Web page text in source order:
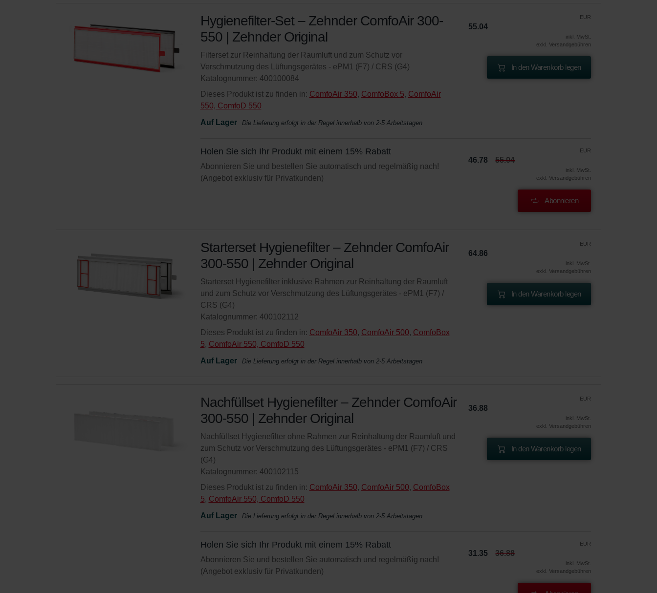
Hygienefilter-Set – Zehnder ComfoAir 300-
550 | Zehnder Original
Filterset zur Reinhaltung der Raumluft und zum Schutz vor
Verschmutzung des Lüftungsgerätes - ePM1 (F7) / CRS (G4)
Katalognummer: 400100084
Dieses Produkt ist zu finden in: ComfoAir 350, ComfoBox 5, ComfoAir
550, ComfoD 550
Auf Lager
Die Lieferung erfolgt in der Regel innerhalb von 2-5 Arbeitstagen
EUR
55.04
inkl. MwSt.
exkl. Versandgebühren
In den Warenkorb legen
Holen Sie sich Ihr Produkt mit einem 15% Rabatt
Abonnieren Sie und bestellen Sie automatisch und regelmäßig nach!
(Angebot exklusiv für Privatkunden)
EUR
46.78 55.04
inkl. MwSt.
exkl. Versandgebühren
Abonnieren
Starterset Hygienefilter – Zehnder ComfoAir
300-550 | Zehnder Original
Starterset Hygienefilter inklusive Rahmen zur Reinhaltung der Raumluft
und zum Schutz vor Verschmutzung des Lüftungsgerätes - ePM1 (F7) /
CRS (G4)
Katalognummer: 400102112
Dieses Produkt ist zu finden in: ComfoAir 350, ComfoAir 500, ComfoBox
5, ComfoAir 550, ComfoD 550
Auf Lager
Die Lieferung erfolgt in der Regel innerhalb von 2-5 Arbeitstagen
EUR
64.86
inkl. MwSt.
exkl. Versandgebühren
In den Warenkorb legen
Nachfüllset Hygienefilter – Zehnder ComfoAir
300-550 | Zehnder Original
Nachfüllset Hygienefilter ohne Rahmen zur Reinhaltung der Raumluft und
zum Schutz vor Verschmutzung des Lüftungsgerätes - ePM1 (F7) / CRS
(G4)
Katalognummer: 400102115
Dieses Produkt ist zu finden in: ComfoAir 350, ComfoAir 500, ComfoBox
5, ComfoAir 550, ComfoD 550
Auf Lager
Die Lieferung erfolgt in der Regel innerhalb von 2-5 Arbeitstagen
EUR
36.88
inkl. MwSt.
exkl. Versandgebühren
In den Warenkorb legen
Holen Sie sich Ihr Produkt mit einem 15% Rabatt
Abonnieren Sie und bestellen Sie automatisch und regelmäßig nach!
(Angebot exklusiv für Privatkunden)
EUR
31.35 36.88
inkl. MwSt.
exkl. Versandgebühren